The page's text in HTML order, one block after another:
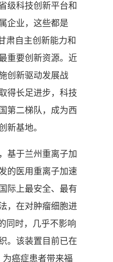
级科技创新平台和
企业，这些都是
肃自主创新能力和
重要创新资源。近
创新驱动发展战
得长足进步，科技
第二梯队，成为西
新基地。
于兰州重离子加
的医用重离子加速
际上最安全、最有
，在对肿瘤细胞进
同时，几乎不影响
。该装置目前已在
癌症患者带来福